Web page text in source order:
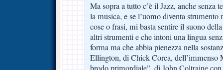
Ma sopra a tutto c’è il Jazz, anche senza
la musica, e se l’uomo diventa strumento
cose o frasi, mi basta sentire il suono
altri strumenti e che intoni una lingua
forma ma che abbia pienezza nella
Ellington, di Chick Corea, dell’immenso